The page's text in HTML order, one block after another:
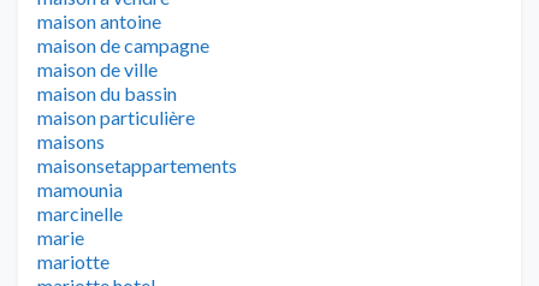
maison antoine
maison de campagne
maison de ville
maison du bassin
maison particulière
maisons
maisonsetappartements
mamounia
marcinelle
marie
mariotte